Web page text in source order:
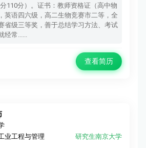
110分）。证书：教师资格证（高中物
英语四六级，高二生物竞赛市二等，全
省级三等奖，善于总结学习方法、考试
经常......
查看简历
业工程与管理
研究生南京大学